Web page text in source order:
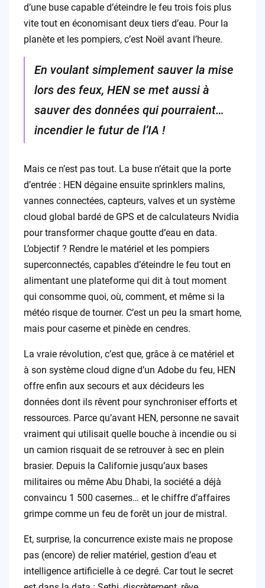
d’une buse capable d’éteindre le feu trois fois plus
vite tout en économisant deux tiers d’eau. Pour la
planète et les pompiers, c’est Noël avant l’heure.
En voulant simplement sauver la mise
lors des feux, HEN se met aussi à
sauver des données qui pourraient…
incendier le futur de l’IA !
Mais ce n’est pas tout. La buse n’était que la porte
d’entrée : HEN dégaine ensuite sprinklers malins,
vannes connectées, capteurs, valves et un système
cloud global bardé de GPS et de calculateurs Nvidia
pour transformer chaque goutte d’eau en data.
L’objectif ? Rendre le matériel et les pompiers
superconnectés, capables d’éteindre le feu tout en
alimentant une plateforme qui dit à tout moment
qui consomme quoi, où, comment, et même si la
météo risque de tourner. C’est un peu la smart home,
mais pour caserne et pinède en cendres.
La vraie révolution, c’est que, grâce à ce matériel et
à son système cloud digne d’un Adobe du feu, HEN
offre enfin aux secours et aux décideurs les
données dont ils rêvent pour synchroniser efforts et
ressources. Parce qu’avant HEN, personne ne savait
vraiment qui utilisait quelle bouche à incendie ou si
un camion risquait de se retrouver à sec en plein
brasier. Depuis la Californie jusqu’aux bases
militaires ou même Abu Dhabi, la société a déjà
convaincu 1 500 casernes… et le chiffre d’affaires
grimpe comme un feu de forêt un jour de mistral.
Et, surprise, la concurrence existe mais ne propose
pas (encore) de relier matériel, gestion d’eau et
intelligence artificielle à ce degré. Car tout le secret